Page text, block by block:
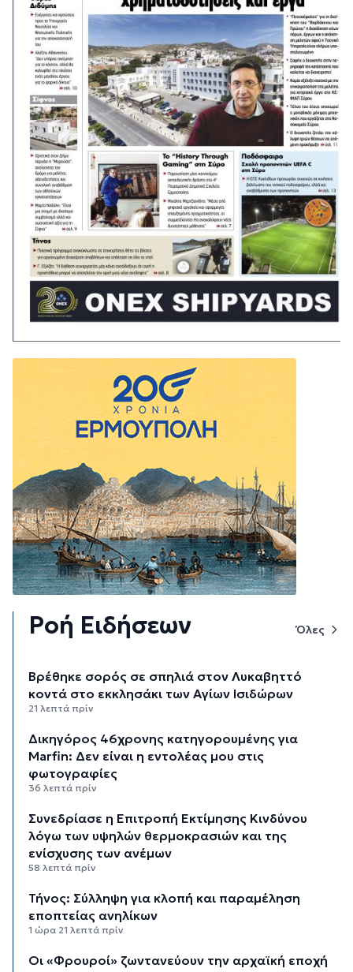
Ροή Ειδήσεων Όλες
Βρέθηκε σορός σε σπηλιά στον Λυκαβηττό
κοντά στο εκκλησάκι των Αγίων Ισιδώρων
21 λεπτά πρίν
Δικηγόρος 46χρονης κατηγορουμένης για
Marfin: Δεν είναι η εντολέας μου στις
φωτογραφίες
36 λεπτά πρίν
Συνεδρίασε η Επιτροπή Εκτίμησης Κινδύνου
λόγω των υψηλών θερμοκρασιών και της
ενίσχυσης των ανέμων
58 λεπτά πρίν
Τήνος: Σύλληψη για κλοπή και παραμέληση
εποπτείας ανηλίκων
1 ώρα 21 λεπτά πρίν
Οι «Φρουροί» ζωντανεύουν την αρχαϊκή εποχή